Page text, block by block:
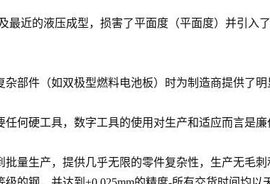
最近的液压成型，损害了平面度（平面度）并引
部件（如双极型燃料电池板）时为制造商提供了明
何硬工具，数字工具的使用对生产和适应而言是廉
量生产，提供几乎无限的零件复杂性，生产无毛